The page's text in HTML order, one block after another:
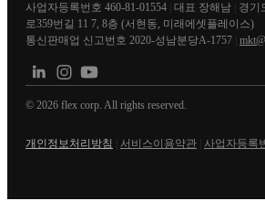
사업자등록번호 460-81-01554 대표 장해남
경기
로359번길 11 7, 8층 (서현동, 미래에셋플레이스)
통신판매업 신고번호 2020-성남분당A-1757
© 2026 flex corp. All rights reserved.
개인정보처리방침 서비스이용약관 사업자등록